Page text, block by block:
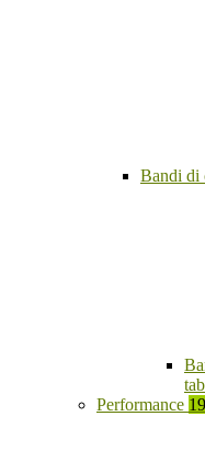
Bandi di
Performance 19